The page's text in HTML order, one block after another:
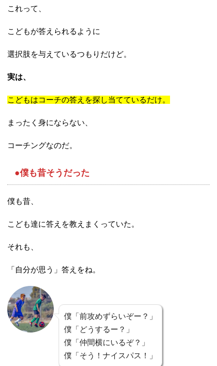
これって、
こどもが答えられるように
選択肢を与えているつもりだけど。
実は、
こどもはコーチの答えを探し当てているだけ。
まったく身にならない、
コーチングなのだ。
●僕も昔そうだった
僕も昔、
こども達に答えを教えまくっていた。
それも、
「自分が思う」答えをね。
僕「前攻めずらいぞー？」
僕「どうするー？」
僕「仲間横にいるぞ？」
僕「そう！ナイスパス！」